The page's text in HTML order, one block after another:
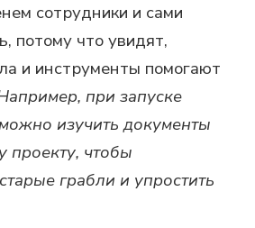
сотрудники и сами
потому что увидят,
и инструменты помогают
при запуске
изучить документы
проекту, чтобы
грабли и упростить